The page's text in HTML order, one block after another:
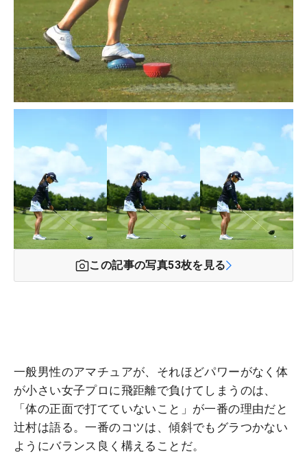
この記事の写真53枚を見る
一般男性のアマチュアが、それほどパワーがなく体
が小さい女子プロに飛距離で負けてしまうのは、
「体の正面で打てていないこと」が一番の理由だと
辻村は語る。一番のコツは、傾斜でもグラつかない
ようにバランス良く構えることだ。